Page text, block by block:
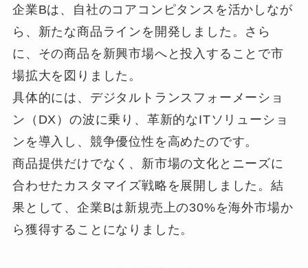
企業Bは、自社のコアコンピタンスを活かしなが
ら、新たな商品ラインを開発しました。さら
に、その商品を新興市場へと投入することで市
場拡大を図りました。
具体的には、デジタルトランスフォーメーショ
ン（DX）の波に乗り、革新的なITソリューショ
ンを導入し、競争優位性を高めたのです。
商品提供だけでなく、新市場の文化とニーズに
合わせたカスタマイズ戦略を展開しました。結
果として、企業Bは新規売上の30%を海外市場か
ら獲得することになりました。